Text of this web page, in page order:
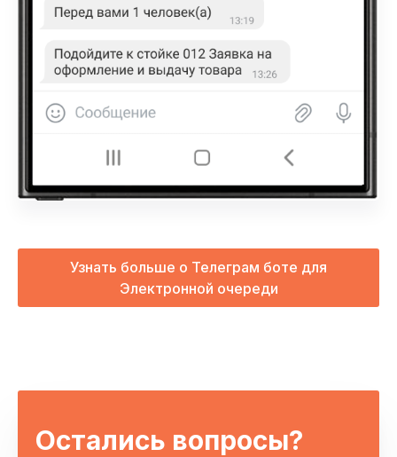
Узнать больше о Телеграм боте для
Электронной очереди
Остались вопросы?